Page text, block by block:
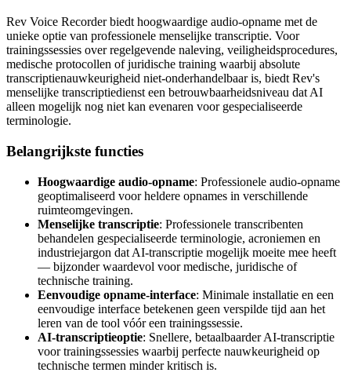
Rev Voice Recorder biedt hoogwaardige audio-opname met de
unieke optie van professionele menselijke transcriptie. Voor
trainingssessies over regelgevende naleving, veiligheidsprocedures,
medische protocollen of juridische training waarbij absolute
transcriptienauwkeurigheid niet-onderhandelbaar is, biedt Rev's
menselijke transcriptiedienst een betrouwbaarheidsniveau dat AI
alleen mogelijk nog niet kan evenaren voor gespecialiseerde
terminologie.
Belangrijkste functies
Hoogwaardige audio-opname: Professionele audio-opname
geoptimaliseerd voor heldere opnames in verschillende
ruimteomgevingen.
Menselijke transcriptie: Professionele transcribenten
behandelen gespecialiseerde terminologie, acroniemen en
industriejargon dat AI-transcriptie mogelijk moeite mee heeft
— bijzonder waardevol voor medische, juridische of
technische training.
Eenvoudige opname-interface: Minimale installatie en een
eenvoudige interface betekenen geen verspilde tijd aan het
leren van de tool vóór een trainingssessie.
AI-transcriptieoptie: Snellere, betaalbaarder AI-transcriptie
voor trainingssessies waarbij perfecte nauwkeurigheid op
technische termen minder kritisch is.